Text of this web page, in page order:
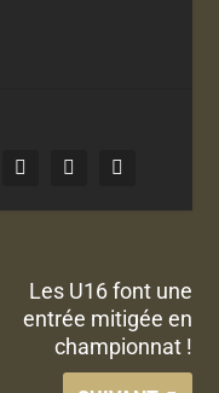
Les U16 font une
entrée mitigée en
championnat !